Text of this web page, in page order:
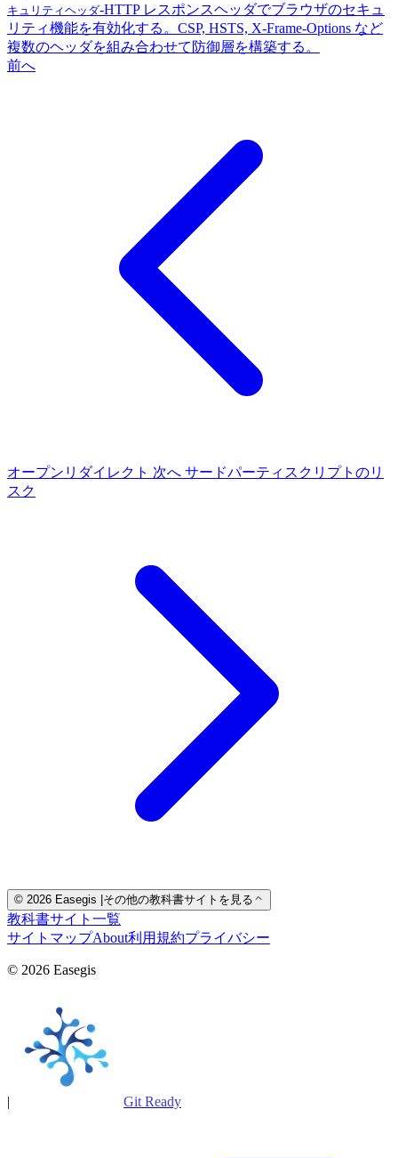
キュリティヘッダ-HTTP レスポンスヘッダでブラウザのセキュ
リティ機能を有効化する。CSP, HSTS, X-Frame-Options など
複数のヘッダを組み合わせて防御層を構築する。
前へ
オープンリダイレクト 次へ サードパーティスクリプトのリ
スク
© 2026 Easegis その他の教科書サイトを見る
教科書サイト一覧
サイトマップAbout利用規約プライバシー
© 2026 Easegis
| Git Ready